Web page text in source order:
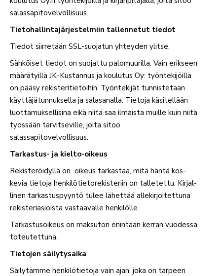
salassapitovelvollisuus.
Tie­to­hal­lin­ta­jär­jes­telmiin tal­len­netut tiedot
Tiedot siir­retään SSL-suo­jatun yhteyden ylitse.
Säh­köiset tiedot on suo­jattu palo­muu­rilla. Vain erikseen
mää­rä­tyillä JK-Kus­tannus ja kou­lutus Oy: työn­te­ki­jöillä
on pääsy rekis­te­ri­tie­toihin. Työn­te­kijät tun­nis­tetaan
käyt­tä­jä­tun­nuk­sella ja sala­sa­nalla. Tietoja käsi­tellään
luot­ta­muk­sel­lisina eikä niitä saa ilmaista muille kuin niitä
työssään tar­vit­se­ville, joita sitoo
salassapitovelvollisuus.
Tar­kastus- ja kielto-oikeus
Rekis­te­röi­dyllä on oikeus tar­kastaa, mitä häntä kos­
kevia tietoja hen­ki­lö­tie­to­re­kis­teriin on tal­le­tettu. Kir­jal­
linen tar­kas­tus­pyyntö tulee lähettää alle­kir­joi­tettuna
rekis­te­ri­asioista vas­taa­valle henkilölle.
Tar­kas­tusoikeus on mak­suton enintään kerran vuo­dessa
toteutettuna.
Tie­tojen säilytysaika
Säi­ly­tämme hen­ki­lö­tietoja vain ajan, joka on tarpeen